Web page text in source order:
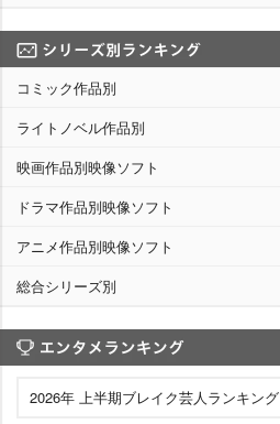
コミック作品別
ライトノベル作品別
映画作品別映像ソフト
ドラマ作品別映像ソフト
アニメ作品別映像ソフト
総合シリーズ別
2026年 上半期ブレイク芸人ランキング